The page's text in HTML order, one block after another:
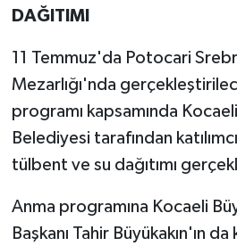
DAĞITIMI
11 Temmuz'da Potocari
Mezarlığı'nda
programı kapsamında
Belediyesi tarafından
tülbent ve su dağıtımı
Anma programına Kocaeli
Başkanı Tahir Büyükakın'ın da